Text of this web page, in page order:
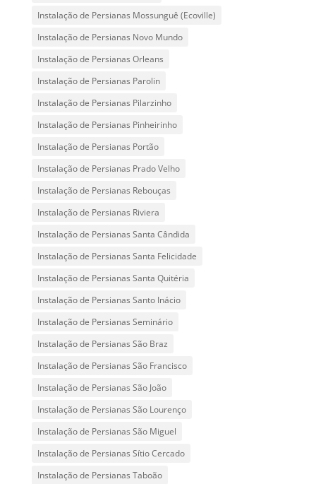
Instalação de Persianas Mossunguê (Ecoville)
Instalação de Persianas Novo Mundo
Instalação de Persianas Orleans
Instalação de Persianas Parolin
Instalação de Persianas Pilarzinho
Instalação de Persianas Pinheirinho
Instalação de Persianas Portão
Instalação de Persianas Prado Velho
Instalação de Persianas Rebouças
Instalação de Persianas Riviera
Instalação de Persianas Santa Cândida
Instalação de Persianas Santa Felicidade
Instalação de Persianas Santa Quitéria
Instalação de Persianas Santo Inácio
Instalação de Persianas Seminário
Instalação de Persianas São Braz
Instalação de Persianas São Francisco
Instalação de Persianas São João
Instalação de Persianas São Lourenço
Instalação de Persianas São Miguel
Instalação de Persianas Sítio Cercado
Instalação de Persianas Taboão